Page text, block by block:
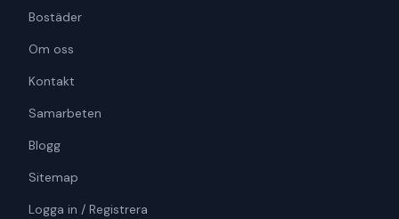
Bostäder
Om oss
Kontakt
Samarbeten
Blogg
Sitemap
Logga in / Registrera